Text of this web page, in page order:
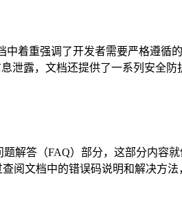
着重强调了开发者需要严格遵循
泄露，文档还提供了一系列安全
解答（FAQ）部分，这部分内容
阅文档中的错误码说明和解决方